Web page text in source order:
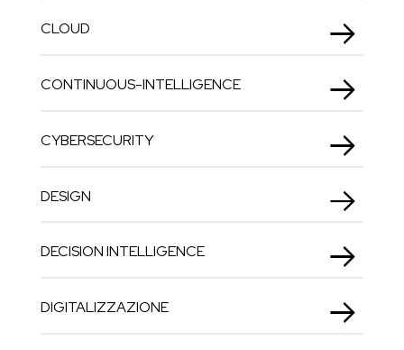
CLOUD
CONTINUOUS-INTELLIGENCE
CYBERSECURITY
DESIGN
DECISION INTELLIGENCE
DIGITALIZZAZIONE